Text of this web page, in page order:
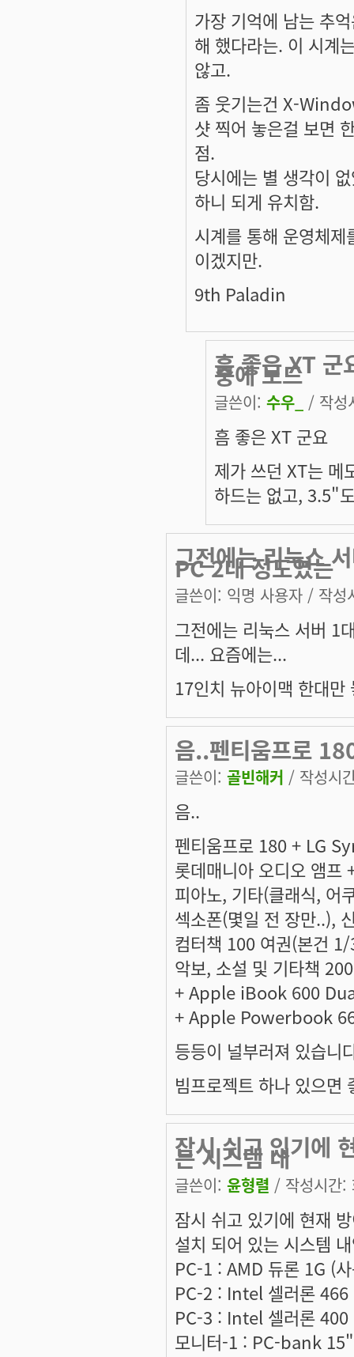
가장 기억에 남는 추
해 했다라는. 이 시계
않고.
좀 웃기는건 X-
샷 찍어 놓은걸 보면
점.
당시에는 별 생각이
하니 되게 유치함.
시계를 통해 운영체
이겠지만.
9th Paladin
흠 좋은 XT
중에 보드
글쓴이: 수우_ / 작성
흠 좋은 XT 군요
제가 쓰던 XT는
하드는 없고, 3.5"
그전에는 리눅스
PC 2대 정도였는
글쓴이: 익명 사용자 / 작성
그전에는 리눅스 서버 1
데... 요즘에는...
17인치 뉴아이맥 한대
음..펜티움프로
글쓴이: 골빈해커 / 작성시
음..
펜티움프로 180 + LG
롯데매니아 오디오 앰프
피아노, 기타(클래식, 어
섹소폰(몇일 전 장만..),
컴터책 100 여권(본건
악보, 소설 및 기타책
+ Apple iBook 600
+ Apple Powerbook
등등이 널부러져 있습니
빔프로젝트 하나 있으면
잠시 쉬고 있기에
는 시스템 내
글쓴이: 윤형렬 / 작성시간
잠시 쉬고 있기에 현재
설치 되어 있는 시스템
PC-1 : AMD 듀론 1G (
PC-2 : Intel 셀러론 466
PC-3 : Intel 셀러론 400
모니터-1 : PC-bank